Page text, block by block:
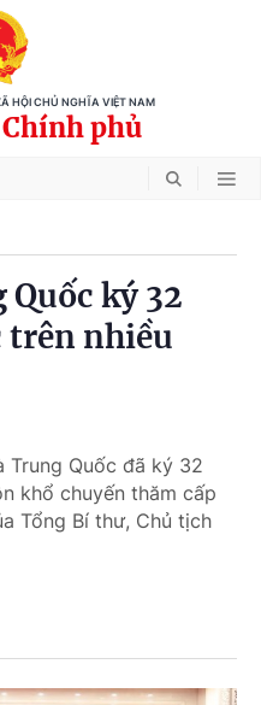
HỘI CHỦ NGHĨA VIỆT NAM
phủ
ký 32
trên nhiều
Trung Quốc đã ký 32
khổ chuyến thăm cấp
Tổng Bí thư, Chủ tịch